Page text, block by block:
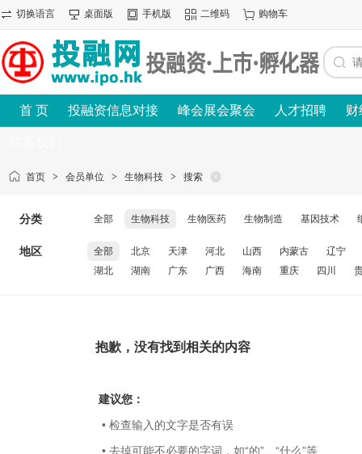
切换语言 桌面版 手机版 二维码 购物车
首 页 投融资信息对接 峰会展会聚会 人才招聘 财
首页 > 会员单位 > 生物科技 > 搜索
分类 全部 生物科技 生物医药 生物制造 基因技术
地区 全部 北京 天津 河北 山西 内蒙古
辽宁
湖北
湖南 广东 广西 海南 重庆 四川
抱歉，没有找到相关的内容
建议您：
• 检查输入的文字是否有误
• 去掉可能不必要的字词，如“的”、“什么”等